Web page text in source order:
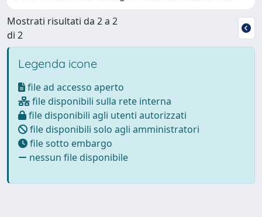
Mostrati risultati da 2 a 2
di 2
Legenda icone
file ad accesso aperto
file disponibili sulla rete interna
file disponibili agli utenti autorizzati
file disponibili solo agli amministratori
file sotto embargo
nessun file disponibile